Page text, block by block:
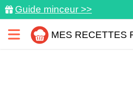
Guide minceur >>
MES RECETTES